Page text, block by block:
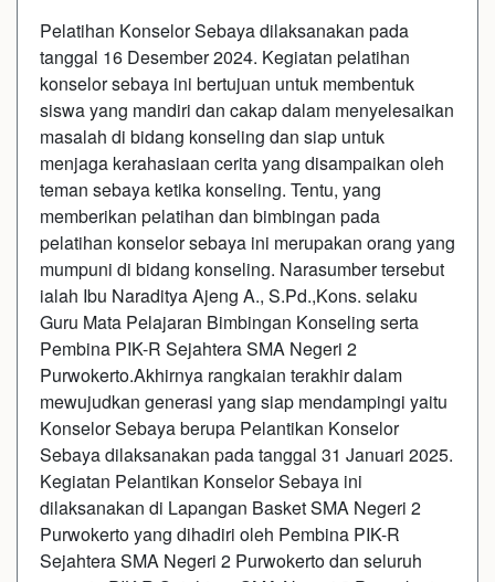
Pelatihan Konselor Sebaya dilaksanakan pada
tanggal 16 Desember 2024. Kegiatan pelatihan
konselor sebaya ini bertujuan untuk membentuk
siswa yang mandiri dan cakap dalam menyelesaikan
masalah di bidang konseling dan siap untuk
menjaga kerahasiaan cerita yang disampaikan oleh
teman sebaya ketika konseling. Tentu, yang
memberikan pelatihan dan bimbingan pada
pelatihan konselor sebaya ini merupakan orang yang
mumpuni di bidang konseling. Narasumber tersebut
ialah Ibu Naraditya Ajeng A., S.Pd.,Kons. selaku
Guru Mata Pelajaran Bimbingan Konseling serta
Pembina PIK-R Sejahtera SMA Negeri 2
Purwokerto.Akhirnya rangkaian terakhir dalam
mewujudkan generasi yang siap mendampingi yaitu
Konselor Sebaya berupa Pelantikan Konselor
Sebaya dilaksanakan pada tanggal 31 Januari 2025.
Kegiatan Pelantikan Konselor Sebaya ini
dilaksanakan di Lapangan Basket SMA Negeri 2
Purwokerto yang dihadiri oleh Pembina PIK-R
Sejahtera SMA Negeri 2 Purwokerto dan seluruh